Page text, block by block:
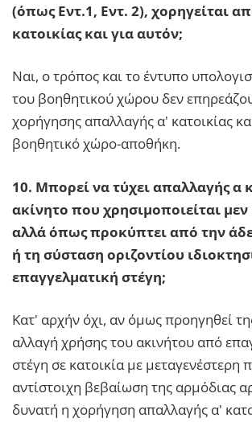
(όπως Εντ.1, Εντ. 2), χορηγείται
κατοικίας και για αυτόν;
Ναι, ο τρόπος και το έντυπο
του βοηθητικού χώρου δεν
χορήγησης απαλλαγής α' κατοικίας
βοηθητικό χώρο-αποθήκη.
10. Μπορεί να τύχει απαλλαγής α
ακίνητο που χρησιμοποιείται
αλλά όπως προκύπτει από την
ή τη σύσταση οριζοντίου
επαγγελματική στέγη;
Κατ' αρχήν όχι, αν όμως προηγηθεί
αλλαγή χρήσης του ακινήτου από
στέγη σε κατοικία με μεταγενέστερη
αντίστοιχη βεβαίωση της αρμόδιας
δυνατή η χορήγηση απαλλαγής α'